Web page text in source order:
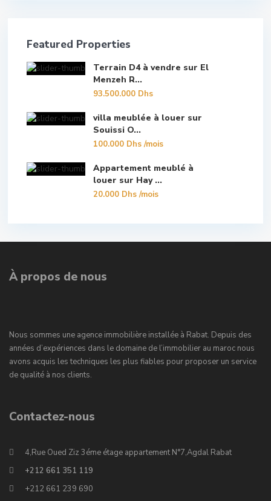
Featured Properties
Terrain D4 à vendre sur El
Menzeh R...
93.500.000 Dhs
villa meublée à louer sur
Souissi O...
100.000 Dhs/mois
Appartement meublé à
louer sur Hay ...
20.000 Dhs/mois
À propos de nous
Nous sommes une agence immobilière installée à Rabat. Depuis des
années d’expériences dans le domaine de l’immobilier au maroc nous
avons acquis les techniques les plus fiables pour proposer un service
de qualité à nos clients.
Contactez-nous
4,Rue Oued Ziz 3éme étage appartement N°7,Agdal Rabat
+212 661 351 119
+212 661 239 690